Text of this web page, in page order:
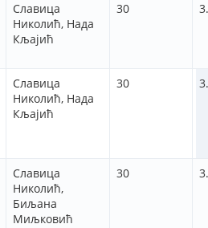
Славица
Николић, Нада
Кљајић
30
Славица
Николић, Нада
Кљајић
30
Славица
Николић,
Биљана
Миљковић
30